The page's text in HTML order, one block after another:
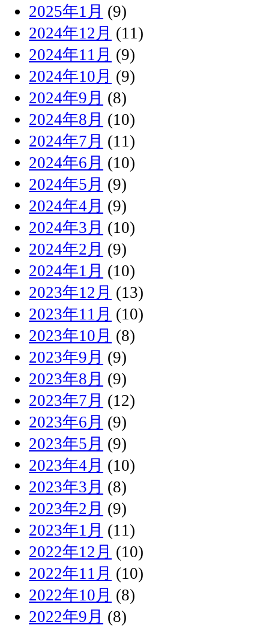
2025年1月 (9)
2024年12月 (11)
2024年11月 (9)
2024年10月 (9)
2024年9月 (8)
2024年8月 (10)
2024年7月 (11)
2024年6月 (10)
2024年5月 (9)
2024年4月 (9)
2024年3月 (10)
2024年2月 (9)
2024年1月 (10)
2023年12月 (13)
2023年11月 (10)
2023年10月 (8)
2023年9月 (9)
2023年8月 (9)
2023年7月 (12)
2023年6月 (9)
2023年5月 (9)
2023年4月 (10)
2023年3月 (8)
2023年2月 (9)
2023年1月 (11)
2022年12月 (10)
2022年11月 (10)
2022年10月 (8)
2022年9月 (8)